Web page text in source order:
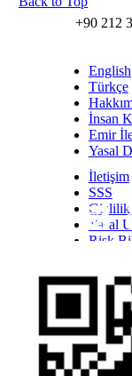
+90 212
English
Türkçe
İnsan
Emir
Yasal
İletişim
SSS
Gizlilik
Yasal
Risk
YTM -
Bilgi
TwittLinkYout